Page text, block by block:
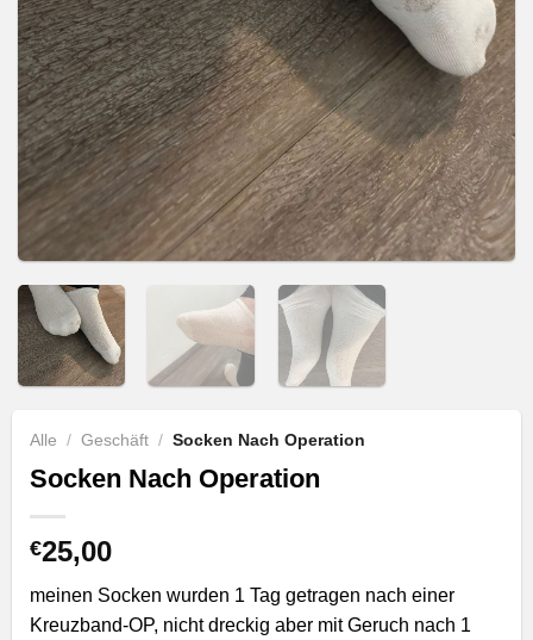
Alle / Geschäft / Socken Nach Operation
Socken Nach Operation
€25,00
meinen Socken wurden 1 Tag getragen nach einer
Kreuzband-OP, nicht dreckig aber mit Geruch nach 1